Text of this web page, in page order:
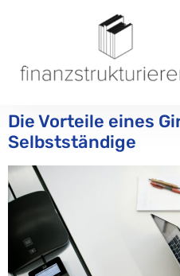
Die Vorteile eines
Selbstständige